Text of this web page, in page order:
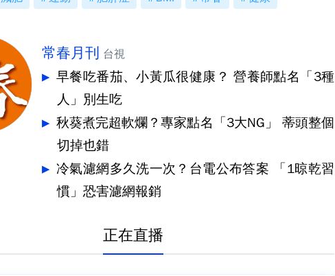
常春月刊 台視
早餐吃番茄、小黃瓜很健康？ 營養師點名「3種
人」別生吃
秋葵煮完超軟爛？專家點名「3大NG」 蒂頭整個
切掉也錯
冷氣濾網多久洗一次？台電公布答案 「1晾乾習
慣」恐害濾網報銷
正在直播